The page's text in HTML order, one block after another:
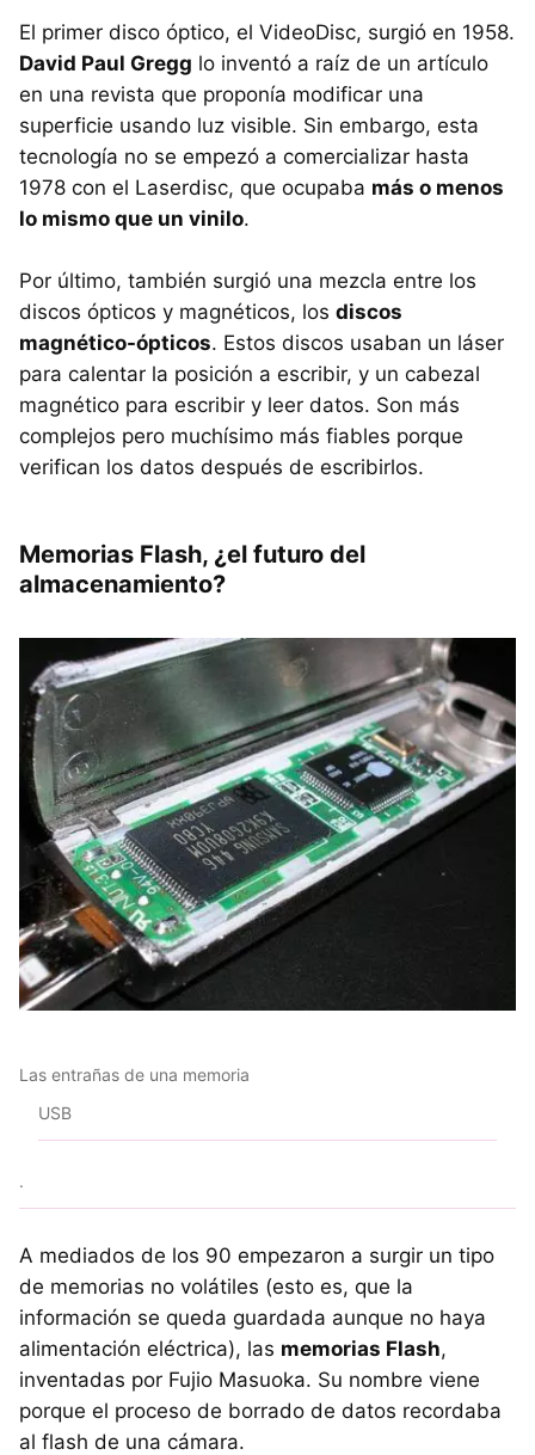
El primer disco óptico, el VideoDisc, surgió en 1958.
David Paul Gregg lo inventó a raíz de un artículo
en una revista que proponía modificar una
superficie usando luz visible. Sin embargo, esta
tecnología no se empezó a comercializar hasta
1978 con el Laserdisc, que ocupaba más o menos
lo mismo que un vinilo.
Por último, también surgió una mezcla entre los
discos ópticos y magnéticos, los discos
magnético-ópticos. Estos discos usaban un láser
para calentar la posición a escribir, y un cabezal
magnético para escribir y leer datos. Son más
complejos pero muchísimo más fiables porque
verifican los datos después de escribirlos.
Memorias Flash, ¿el futuro del
almacenamiento?
Las entrañas de una memoria
USB
.
A mediados de los 90 empezaron a surgir un tipo
de memorias no volátiles (esto es, que la
información se queda guardada aunque no haya
alimentación eléctrica), las memorias Flash,
inventadas por Fujio Masuoka. Su nombre viene
porque el proceso de borrado de datos recordaba
al flash de una cámara.